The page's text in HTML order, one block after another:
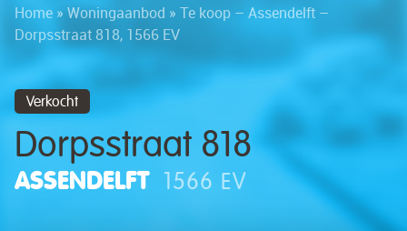
Home » Woningaanbod » Te koop – Assendelft –
Dorpsstraat 818, 1566 EV
Verkocht
Dorpsstraat 818
ASSENDELFT 1566 EV